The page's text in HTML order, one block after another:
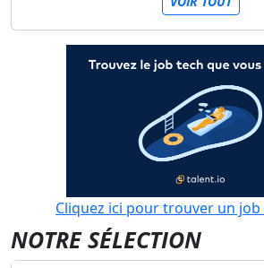
Cliquez ici pour trouver un job
NOTRE SÉLECTION